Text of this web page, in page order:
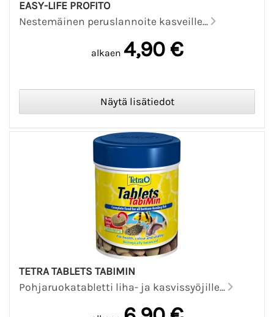
EASY-LIFE PROFITO
Nestemäinen peruslannoite kasveille...
alkaen 4,90 €
TETRA TABLETS TABIMIN
Pohjaruokatabletti liha- ja kasvissyöjille...